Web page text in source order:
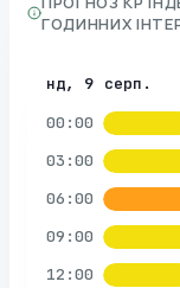
ГОДИННИХ
нд, 9 серп.
00:00
03:00
06:00
09:00
12:00